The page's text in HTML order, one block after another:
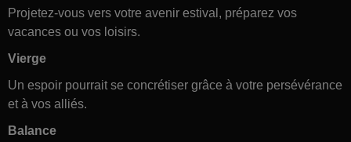
Projetez-vous vers votre avenir estival, préparez vos
vacances ou vos loisirs.
Vierge
Un espoir pourrait se concrétiser grâce à votre persévérance
et à vos alliés.
Balance